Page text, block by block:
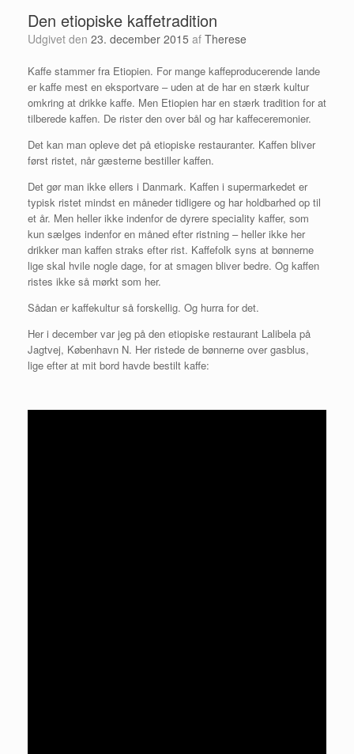
Den etiopiske kaffetradition
Udgivet den 23. december 2015 af Therese
Kaffe stammer fra Etiopien. For mange kaffeproducerende lande
er kaffe mest en eksportvare – uden at de har en stærk kultur
omkring at drikke kaffe. Men Etiopien har en stærk tradition for at
tilberede kaffen. De rister den over bål og har kaffeceremonier.
Det kan man opleve det på etiopiske restauranter. Kaffen bliver
først ristet, når gæsterne bestiller kaffen.
Det gør man ikke ellers i Danmark. Kaffen i supermarkedet er
typisk ristet mindst en måneder tidligere og har holdbarhed op til
et år. Men heller ikke indenfor de dyrere speciality kaffer, som
kun sælges indenfor en måned efter ristning – heller ikke her
drikker man kaffen straks efter rist. Kaffefolk syns at bønnerne
lige skal hvile nogle dage, for at smagen bliver bedre. Og kaffen
ristes ikke så mørkt som her.
Sådan er kaffekultur så forskellig. Og hurra for det.
Her i december var jeg på den etiopiske restaurant Lalibela på
Jagtvej, København N. Her ristede de bønnerne over gasblus,
lige efter at mit bord havde bestilt kaffe: